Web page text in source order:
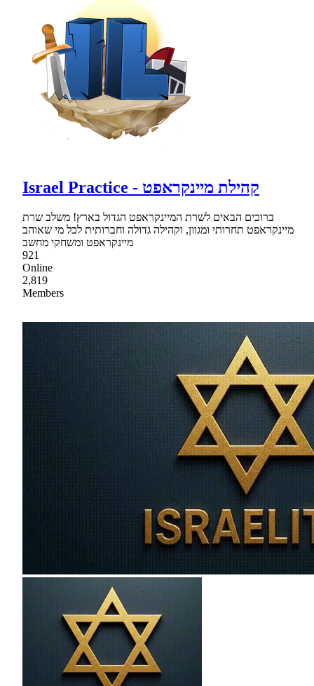
Israel Practice - קהילת מיינקראפט
ברוכים הבאים לשרת המיינקראפט הגדול בארץ! משלב שרת
מיינקראפט תחרותי ומגוון, וקהילה גדולה וחברותית לכל מי שאוהב
מיינקראפט ומשחקי מחשב
921
Online
2,819
Members